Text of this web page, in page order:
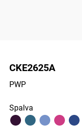
CKE2625A
PWP
Spalva